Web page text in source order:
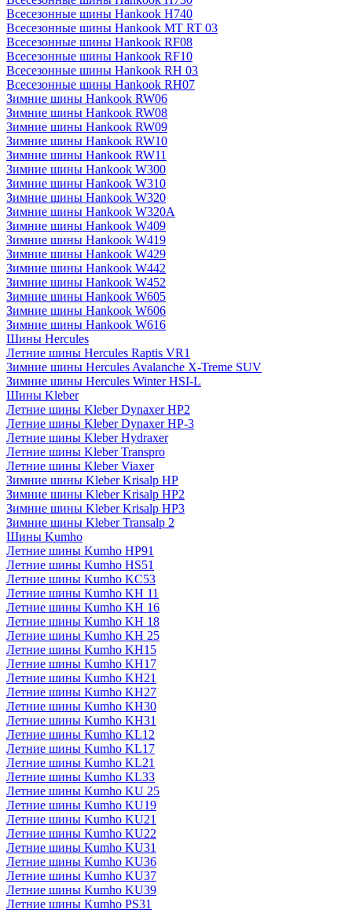
Всесезонные шины Hankook H740
Всесезонные шины Hankook MT RT 03
Всесезонные шины Hankook RF08
Всесезонные шины Hankook RF10
Всесезонные шины Hankook RH 03
Всесезонные шины Hankook RH07
Зимние шины Hankook RW06
Зимние шины Hankook RW08
Зимние шины Hankook RW09
Зимние шины Hankook RW10
Зимние шины Hankook RW11
Зимние шины Hankook W300
Зимние шины Hankook W310
Зимние шины Hankook W320
Зимние шины Hankook W320A
Зимние шины Hankook W409
Зимние шины Hankook W419
Зимние шины Hankook W429
Зимние шины Hankook W442
Зимние шины Hankook W452
Зимние шины Hankook W605
Зимние шины Hankook W606
Зимние шины Hankook W616
Шины Hercules
Летние шины Hercules Raptis VR1
Зимние шины Hercules Avalanche X-Treme SUV
Зимние шины Hercules Winter HSI-L
Шины Kleber
Летние шины Kleber Dynaxer HP2
Летние шины Kleber Dynaxer HP-3
Летние шины Kleber Hydraxer
Летние шины Kleber Transpro
Летние шины Kleber Viaxer
Зимние шины Kleber Krisalp HP
Зимние шины Kleber Krisalp HP2
Зимние шины Kleber Krisalp HP3
Зимние шины Kleber Transalp 2
Шины Kumho
Летние шины Kumho HP91
Летние шины Kumho HS51
Летние шины Kumho KC53
Летние шины Kumho KH 11
Летние шины Kumho KH 16
Летние шины Kumho KH 18
Летние шины Kumho KH 25
Летние шины Kumho KH15
Летние шины Kumho KH17
Летние шины Kumho KH21
Летние шины Kumho KH27
Летние шины Kumho KH30
Летние шины Kumho KH31
Летние шины Kumho KL12
Летние шины Kumho KL17
Летние шины Kumho KL21
Летние шины Kumho KL33
Летние шины Kumho KU 25
Летние шины Kumho KU19
Летние шины Kumho KU21
Летние шины Kumho KU22
Летние шины Kumho KU31
Летние шины Kumho KU36
Летние шины Kumho KU37
Летние шины Kumho KU39
Летние шины Kumho PS31